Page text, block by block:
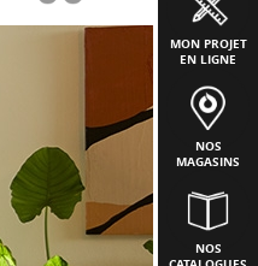
MON PROJET
EN LIGNE
NOS
MAGASINS
NOS